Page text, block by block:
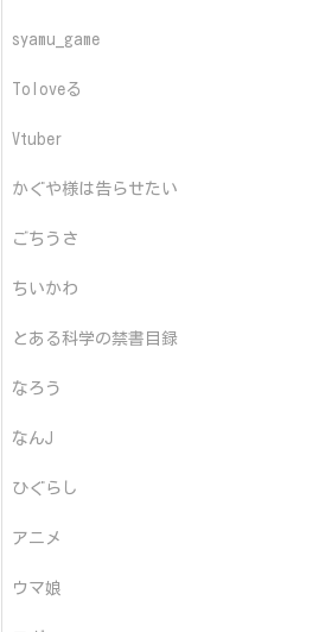
syamu_game
Toloveる
Vtuber
かぐや様は告らせたい
ごちうさ
ちいかわ
とある科学の禁書目録
なろう
なんJ
ひぐらし
アニメ
ウマ娘